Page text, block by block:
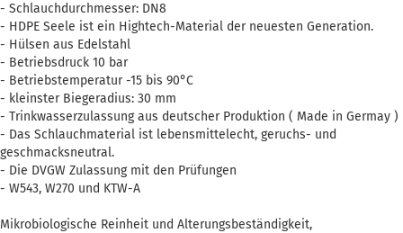
- Schlauchdurchmesser: DN8
- HDPE Seele ist ein Hightech-Material der neuesten Generation.
- Hülsen aus Edelstahl
- Betriebsdruck 10 bar
- Betriebstemperatur -15 bis 90°C
- kleinster Biegeradius: 30 mm
- Trinkwasserzulassung aus deutscher Produktion ( Made in Germay )
- Das Schlauchmaterial ist lebensmittelecht, geruchs- und
geschmacksneutral.
- Die DVGW Zulassung mit den Prüfungen
- W543, W270 und KTW-A
Mikrobiologische Reinheit und Alterungsbeständigkeit,